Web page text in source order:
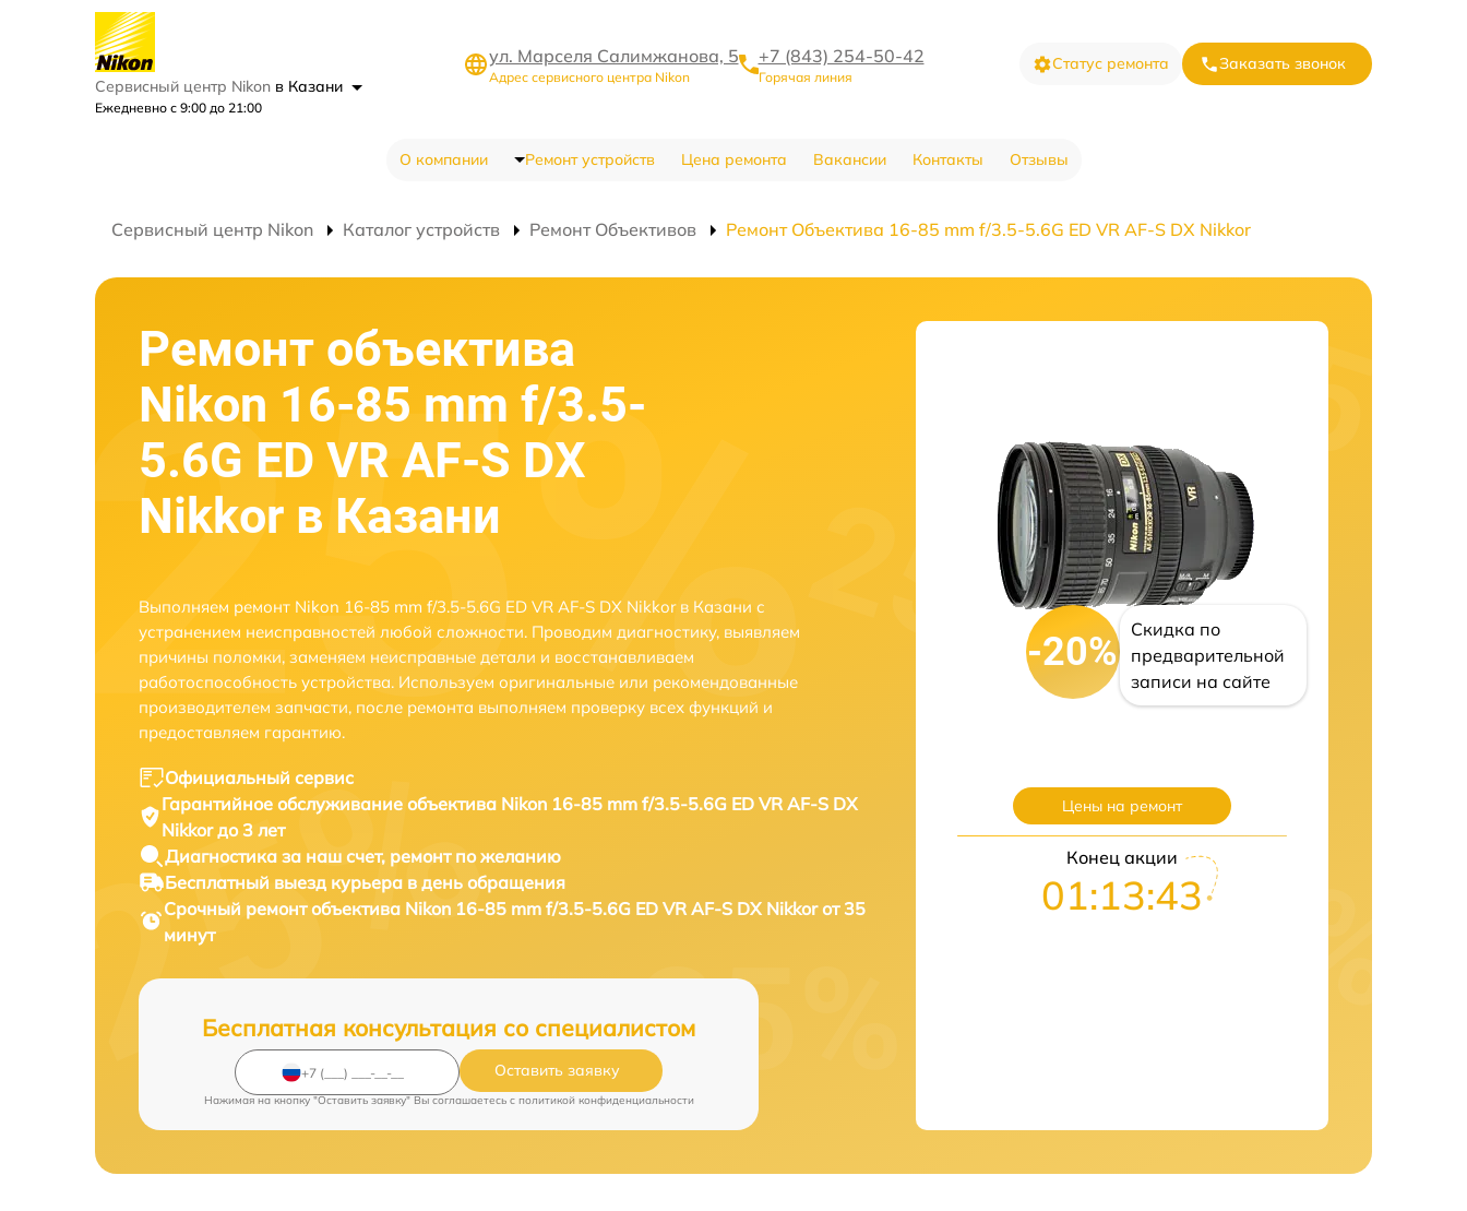
Сервисный центр Nikon в Казани
Ежедневно с 9:00 до 21:00
ул. Марселя Салимжанова, 5
Адрес сервисного центра Nikon
+7 (843) 254-50-42
Горячая линия
Статус ремонта Заказать звонок
О компании Ремонт устройств Цена ремонта Вакансии Контакты Отзывы
Сервисный центр Nikon Каталог устройств Ремонт Объективов Ремонт Объектива 16-85 mm f/3.5-5.6G ED VR AF-S DX Nikkor
Ремонт объектива
Nikon 16-85 mm f/3.5-
5.6G ED VR AF-S DX
Nikkor в Казани
Выполняем ремонт Nikon 16-85 mm f/3.5-5.6G ED VR AF-S DX Nikkor в Казани с
устранением неисправностей любой сложности. Проводим диагностику, выявляем
причины поломки, заменяем неисправные детали и восстанавливаем
работоспособность устройства. Используем оригинальные или рекомендованные
производителем запчасти, после ремонта выполняем проверку всех функций и
предоставляем гарантию.
Официальный сервис
Гарантийное обслуживание объектива Nikon 16-85 mm f/3.5-5.6G ED VR AF-S DX
Nikkor до 3 лет
Диагностика за наш счет, ремонт по желанию
Бесплатный выезд курьера в день обращения
Срочный ремонтобъектива Nikon 16-85 mm f/3.5-5.6G ED VR AF-S DX Nikkor от 35
минут
Бесплатная консультация со специалистом
Оставить заявку
Нажимая на кнопку "Оставить заявку" Вы соглашаетесь c политикой конфиденциальности
-20%
Скидка по
предварительной
записи на сайте
Цены на ремонт
Конец акции
01:13:42